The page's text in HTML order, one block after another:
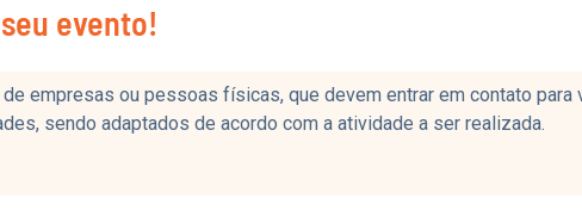
evento!
empresas ou pessoas físicas, que devem entrar em contato
sendo adaptados de acordo com a atividade a ser realizada.